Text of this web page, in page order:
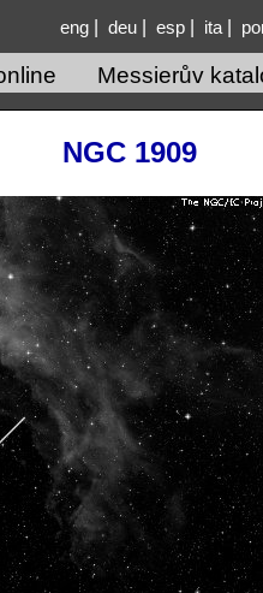
eng| deu| esp| ita|
Messierův
NGC 1909